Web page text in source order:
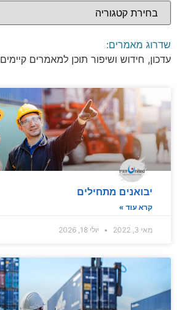
שדרוג מאמרים:
עדכון, חידוש ושיפור תוכן למאמרים קיימים
יבואנים מתחילים
קרא עוד »
מאי 3, 2022 יולי 18, 2026